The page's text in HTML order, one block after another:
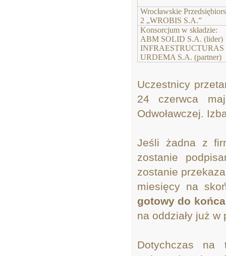
Wrocławskie
2 „WROBIS S.A.”
Konsorcjum w składzie:
ABM SOLID S.A. (lider)
INFRAESTRUCTURAS
URDEMA S.A. (partner)
Uczestnicy
24 czerwca
Odwoławczej.
Jeśli żadna z
zostanie
zostanie
miesięcy na
gotowy do
na oddziały już w
Dotychczas na